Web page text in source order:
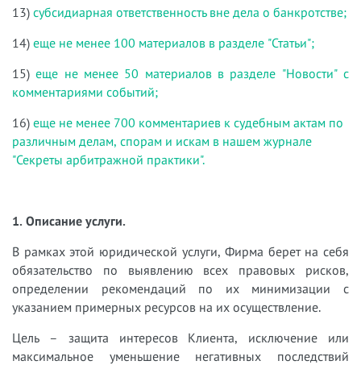
13) субсидиарная ответственность вне дела о банкротстве;
14) еще не менее 100 материалов в разделе "Статьи";
15)еще не менее 50 материалов в разделе "Новости" с
комментариями событий;
16) еще не менее 700 комментариев к судебным актам по
различным делам, спорам и искам в нашем журнале
"Секреты арбитражной практики".
1. Описание услуги.
В рамках этой юридической услуги, Фирма берет на себя
обязательство по выявлению всех правовых рисков,
определении рекомендаций по их минимизации с
указанием примерных ресурсов на их осуществление.
Цель – защита интересов Клиента, исключение или
максимальное уменьшение негативных последствий